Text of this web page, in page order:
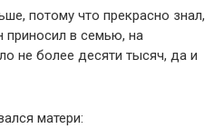
потому что прекрасно знал,
приносил в семью, на
не более десяти тысяч, да и
матери: